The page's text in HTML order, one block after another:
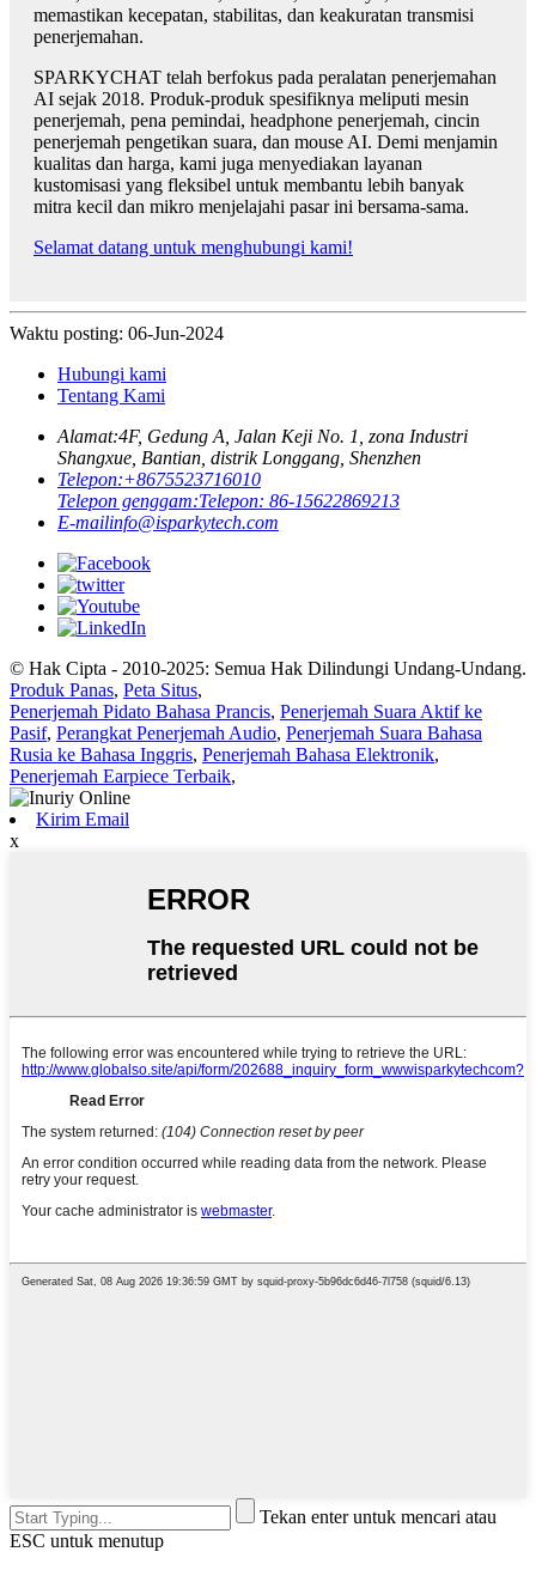
memastikan kecepatan, stabilitas, dan keakuratan transmisi
penerjemahan.
SPARKYCHAT telah berfokus pada peralatan penerjemahan
AI sejak 2018. Produk-produk spesifiknya meliputi mesin
penerjemah, pena pemindai, headphone penerjemah, cincin
penerjemah pengetikan suara, dan mouse AI. Demi menjamin
kualitas dan harga, kami juga menyediakan layanan
kustomisasi yang fleksibel untuk membantu lebih banyak
mitra kecil dan mikro menjelajahi pasar ini bersama-sama.
Selamat datang untuk menghubungi kami!
Waktu posting: 06-Jun-2024
Hubungi kami
Tentang Kami
Alamat:4F, Gedung A, Jalan Keji No. 1, zona Industri
Shangxue, Bantian, distrik Longgang, Shenzhen
Telepon:+8675523716010
Telepon genggam:Telepon: 86-15622869213
E-mailinfo@isparkytech.com
© Hak Cipta - 2010-2025: Semua Hak Dilindungi Undang-Undang.
Produk Panas, Peta Situs,
Penerjemah Pidato Bahasa Prancis, Penerjemah Suara Aktif ke
Pasif, Perangkat Penerjemah Audio, Penerjemah Suara Bahasa
Rusia ke Bahasa Inggris, Penerjemah Bahasa Elektronik,
Penerjemah Earpiece Terbaik,
Kirim Email
x
Tekan enter untuk mencari atau
ESC untuk menutup